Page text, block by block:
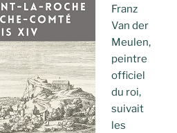
Franz
Van der
Meulen,
peintre
officiel
du roi,
suivait
les